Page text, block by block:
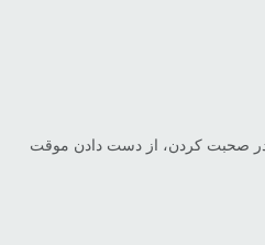
در صحبت کردن، از دست دادن موقت